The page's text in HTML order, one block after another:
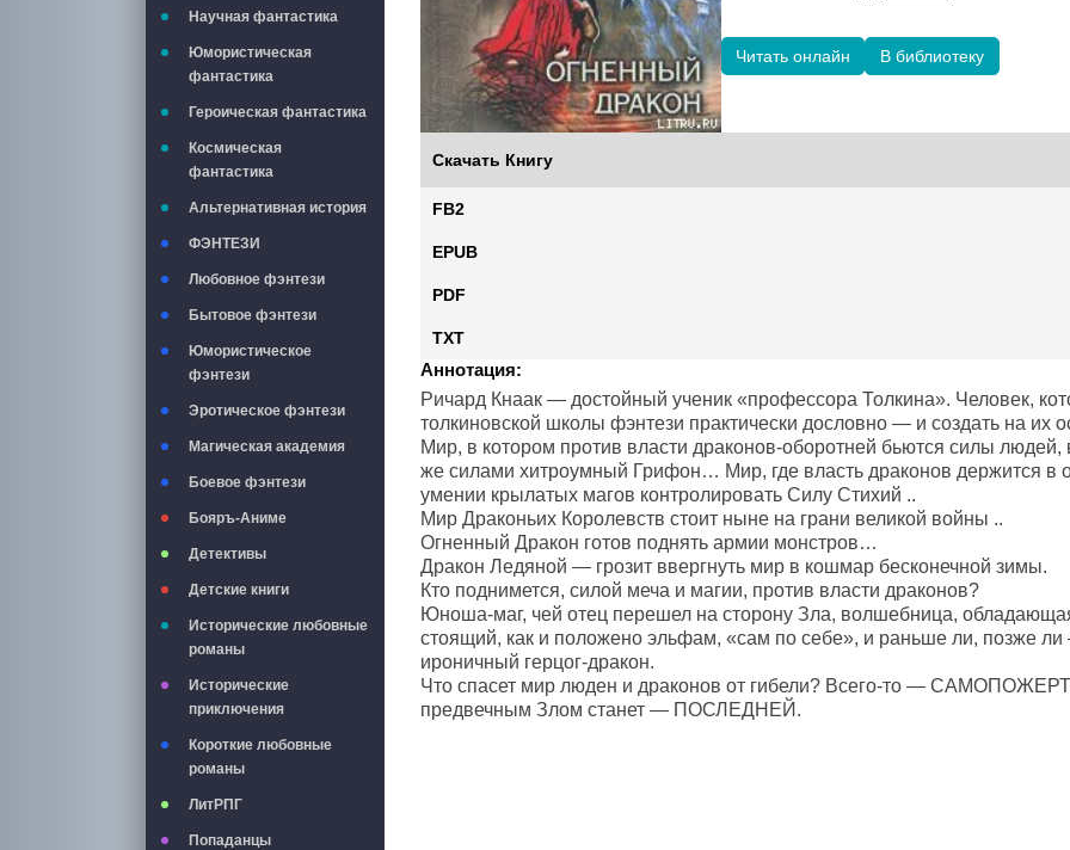
Научная фантастика
Юмористическая
фантастика
Героическая фантастика
Космическая
фантастика
Альтернативная история
ФЭНТЕЗИ
Любовное фэнтези
Бытовое фэнтези
Юмористическое
фэнтези
Эротическое фэнтези
Магическая академия
Боевое фэнтези
Бояръ-Аниме
Детективы
Детские книги
Исторические любовные
романы
Исторические
приключения
Короткие любовные
романы
ЛитРПГ
Попаданцы
Читать онлайн В библиотеку
Скачать Книгу
FB2
EPUB
PDF
TXT
Аннотация:
Ричард Кнаак — достойный ученик «профессора Толкина». Человек,
толкиновской школы фэнтези практически дословно — и создать на их
Мир, в котором против власти драконов-оборотней бьются силы
же силами хитроумный Грифон… Мир, где власть драконов держится в
умении крылатых магов контролировать Силу Стихий ..
Мир Драконьих Королевств стоит ныне на грани великой войны ..
Огненный Дракон готов поднять армии монстров…
Дракон Ледяной — грозит ввергнуть мир в кошмар бесконечной зимы.
Кто поднимется, силой меча и магии, против власти драконов?
Юноша-маг, чей отец перешел на сторону Зла, волшебница,
стоящий, как и положено эльфам, «сам по себе», и раньше ли, позже
ироничный герцог-дракон.
Что спасет мир люден и драконов от гибели? Всего-то —
предвечным Злом станет — ПОСЛЕДНЕЙ.